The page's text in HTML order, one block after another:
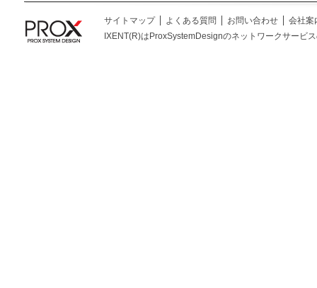
サイトマップ よくある質問 お問い合わせ
会社案
IXENT(R)はProxSystemDesignのネットワークサービ